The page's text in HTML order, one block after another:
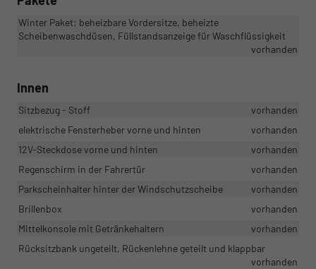
Winter Paket: beheizbare Vordersitze, beheizte
Scheibenwaschdüsen, Füllstandsanzeige für Waschflüssigkeit
vorhanden
Innen
Sitzbezug - Stoff
vorhanden
elektrische Fensterheber vorne und hinten
vorhanden
12V-Steckdose vorne und hinten
vorhanden
Regenschirm in der Fahrertür
vorhanden
Parkscheinhalter hinter der Windschutzscheibe
vorhanden
Brillenbox
vorhanden
Mittelkonsole mit Getränkehaltern
vorhanden
Rücksitzbank ungeteilt, Rückenlehne geteilt und klappbar
vorhanden